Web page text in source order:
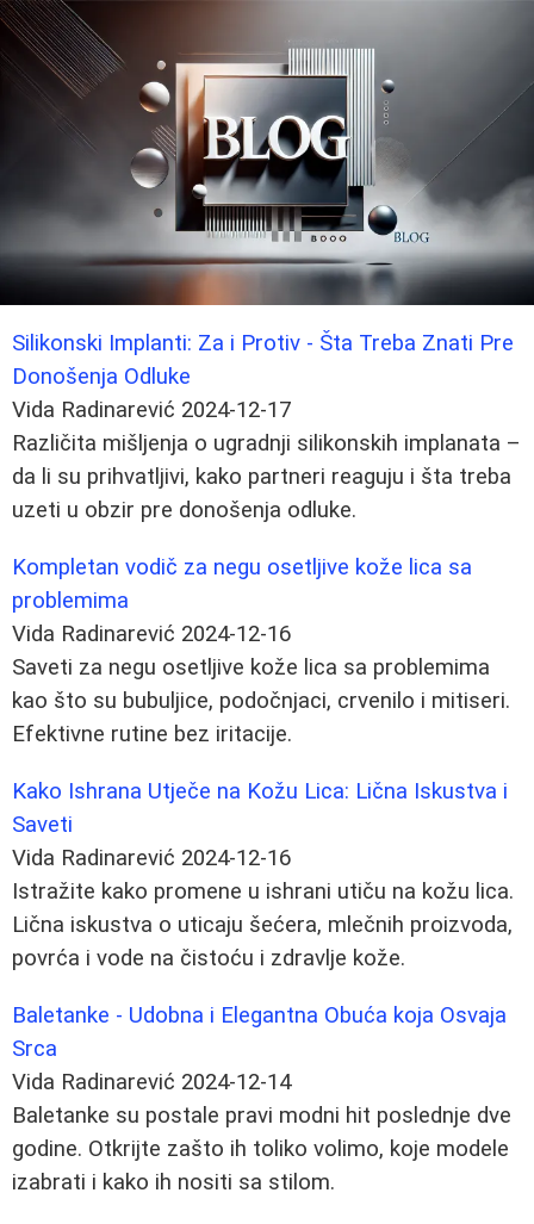
Silikonski Implanti: Za i Protiv - Šta Treba Znati Pre
Donošenja Odluke
Vida Radinarević 2024-12-17
Različita mišljenja o ugradnji silikonskih implanata –
da li su prihvatljivi, kako partneri reaguju i šta treba
uzeti u obzir pre donošenja odluke.
Kompletan vodič za negu osetljive kože lica sa
problemima
Vida Radinarević 2024-12-16
Saveti za negu osetljive kože lica sa problemima
kao što su bubuljice, podočnjaci, crvenilo i mitiseri.
Efektivne rutine bez iritacije.
Kako Ishrana Utječe na Kožu Lica: Lična Iskustva i
Saveti
Vida Radinarević 2024-12-16
Istražite kako promene u ishrani utiču na kožu lica.
Lična iskustva o uticaju šećera, mlečnih proizvoda,
povrća i vode na čistoću i zdravlje kože.
Baletanke - Udobna i Elegantna Obuća koja Osvaja
Srca
Vida Radinarević 2024-12-14
Baletanke su postale pravi modni hit poslednje dve
godine. Otkrijte zašto ih toliko volimo, koje modele
izabrati i kako ih nositi sa stilom.